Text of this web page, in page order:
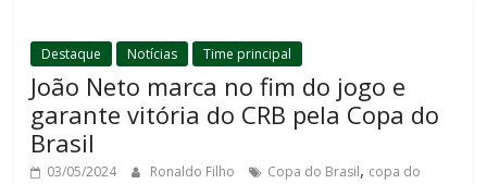
Destaque Notícias Time principal
João Neto marca no fim do jogo e
garante vitória do CRB pela Copa do
Brasil
03/05/2024 Ronaldo Filho Copa do Brasil, copa do